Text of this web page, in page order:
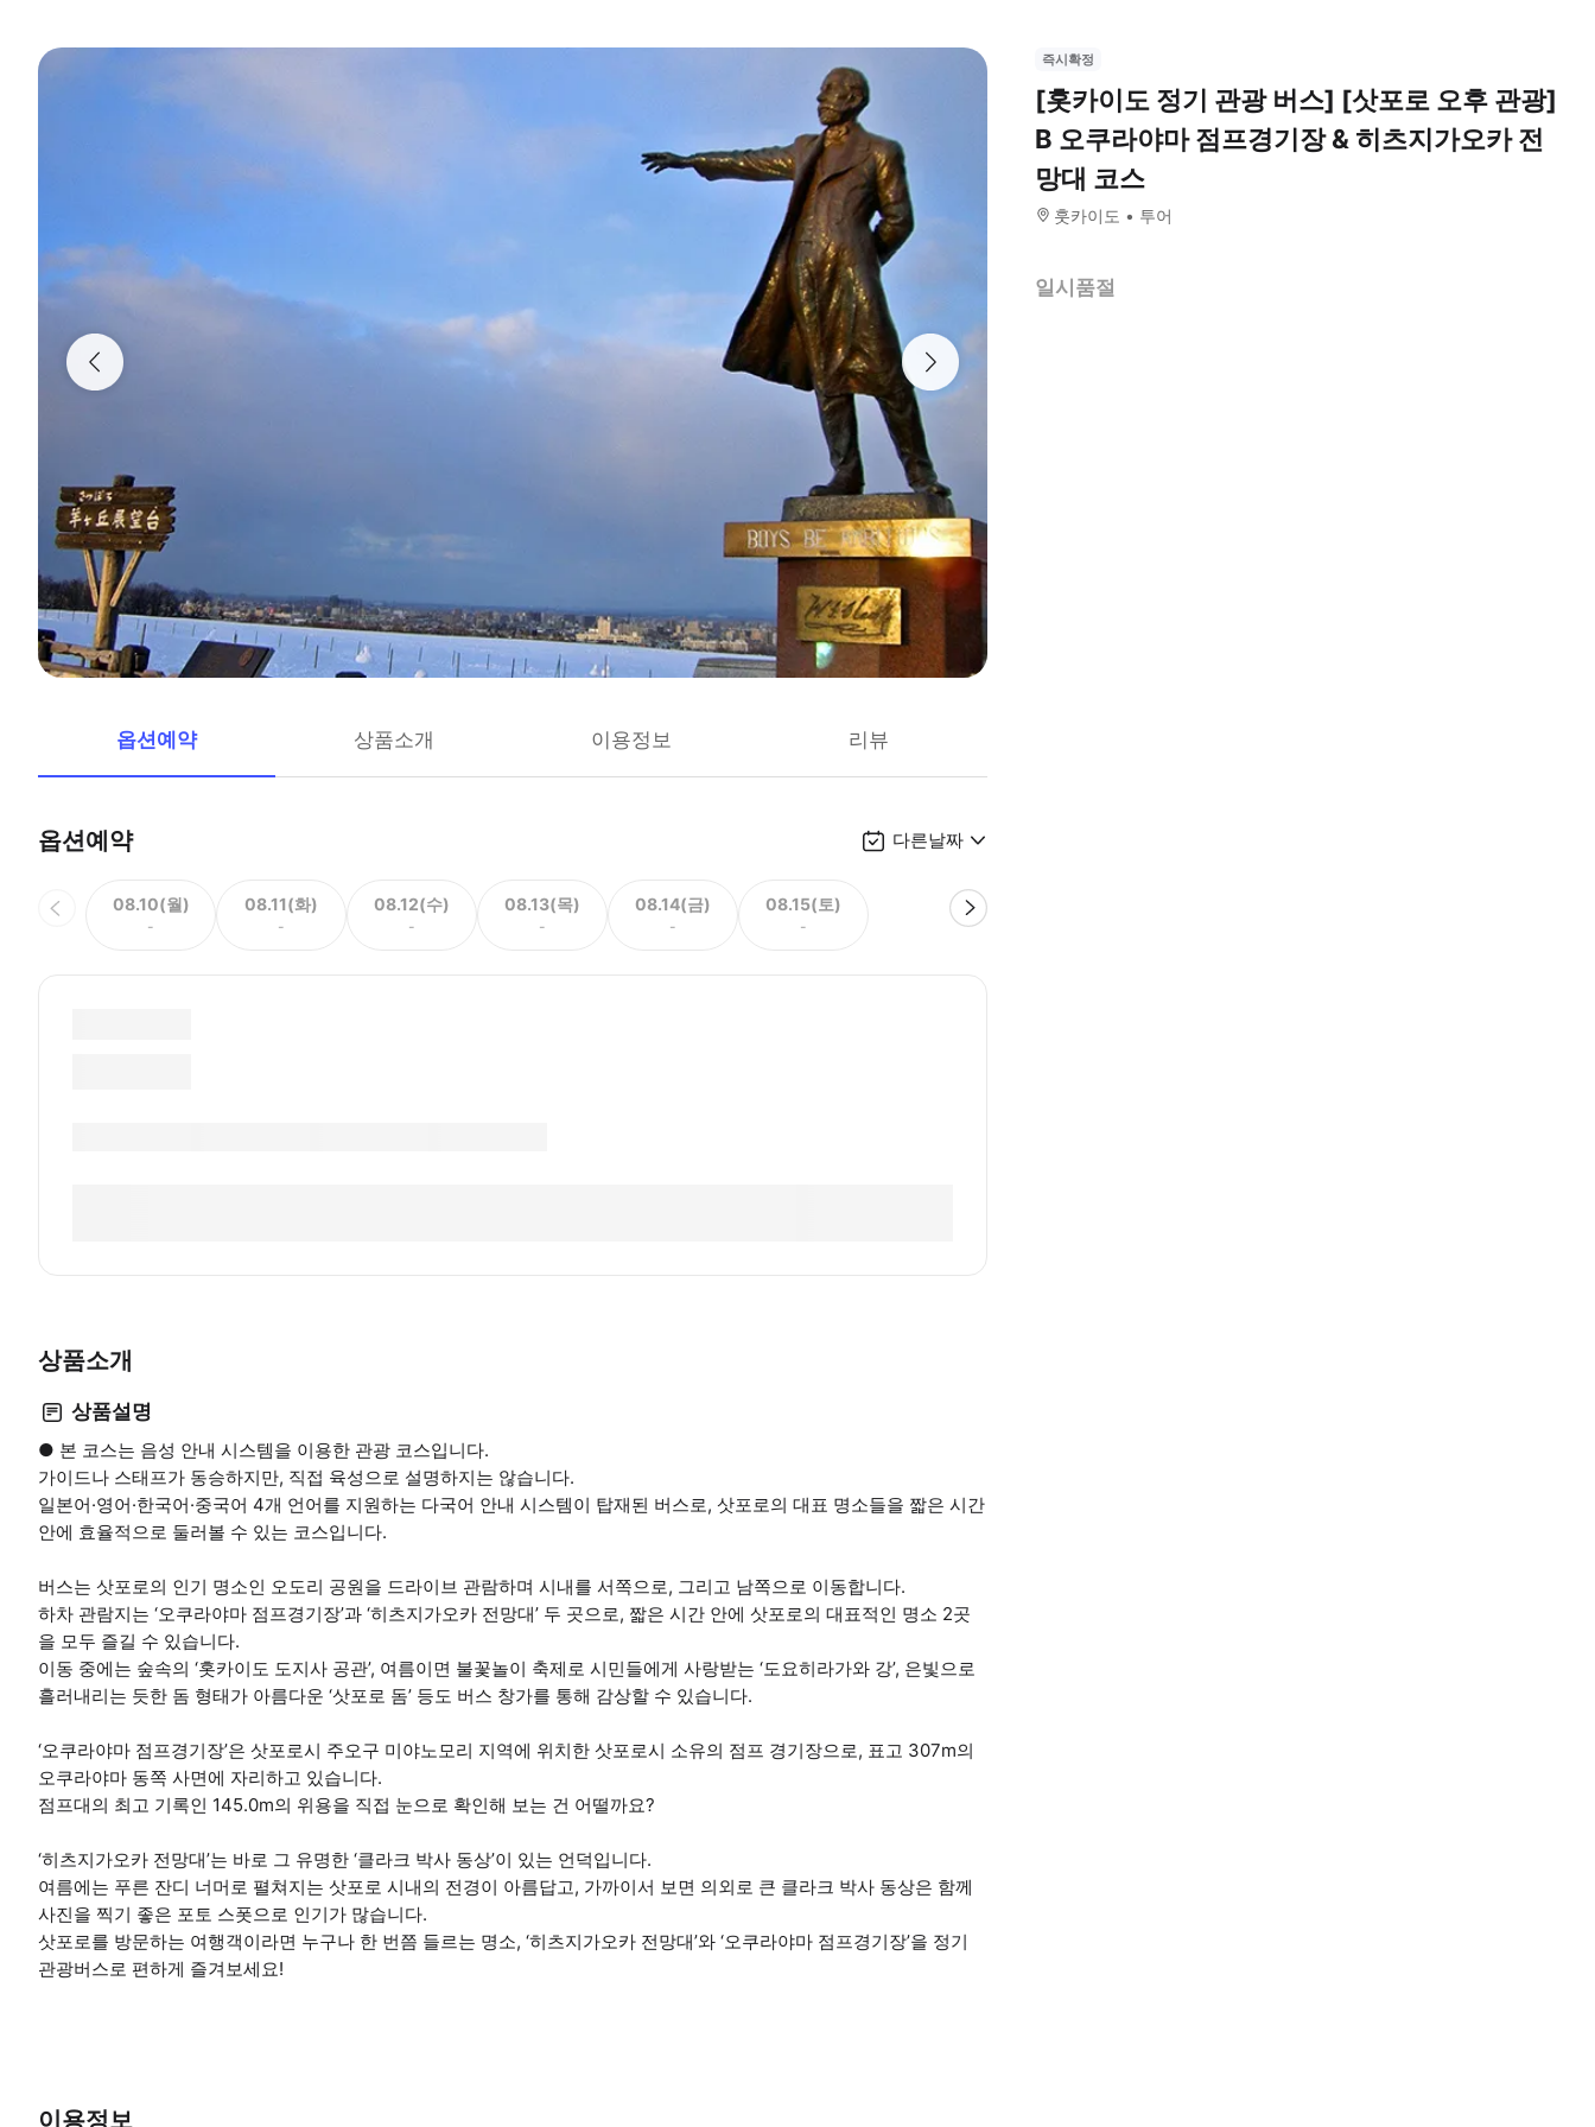
옵션예약 상품소개 이용정보 리뷰
옵션예약 다른날짜
08.10(월)
-
08.11(화)
-
08.12(수)
-
08.13(목)
-
08.14(금)
-
08.15(토)
-
상품소개
상품설명
● 본 코스는 음성 안내 시스템을 이용한 관광 코스입니다.
가이드나 스태프가 동승하지만, 직접 육성으로 설명하지는 않습니다.
일본어·영어·한국어·중국어 4개 언어를 지원하는 다국어 안내 시스템이 탑재된 버스로, 삿포로의 대표 명소들을 짧은 시간
안에 효율적으로 둘러볼 수 있는 코스입니다.
버스는 삿포로의 인기 명소인 오도리 공원을 드라이브 관람하며 시내를 서쪽으로, 그리고 남쪽으로 이동합니다.
하차 관람지는 ‘오쿠라야마 점프경기장’과 ‘히츠지가오카 전망대’ 두 곳으로, 짧은 시간 안에 삿포로의 대표적인 명소 2곳
을 모두 즐길 수 있습니다.
이동 중에는 숲속의 ‘홋카이도 도지사 공관’, 여름이면 불꽃놀이 축제로 시민들에게 사랑받는 ‘도요히라가와 강’, 은빛으로
흘러내리는 듯한 돔 형태가 아름다운 ‘삿포로 돔’ 등도 버스 창가를 통해 감상할 수 있습니다.
‘오쿠라야마 점프경기장’은 삿포로시 주오구 미야노모리 지역에 위치한 삿포로시 소유의 점프 경기장으로, 표고 307m의
오쿠라야마 동쪽 사면에 자리하고 있습니다.
점프대의 최고 기록인 145.0m의 위용을 직접 눈으로 확인해 보는 건 어떨까요?
‘히츠지가오카 전망대’는 바로 그 유명한 ‘클라크 박사 동상’이 있는 언덕입니다.
여름에는 푸른 잔디 너머로 펼쳐지는 삿포로 시내의 전경이 아름답고, 가까이서 보면 의외로 큰 클라크 박사 동상은 함께
사진을 찍기 좋은 포토 스폿으로 인기가 많습니다.
삿포로를 방문하는 여행객이라면 누구나 한 번쯤 들르는 명소, ‘히츠지가오카 전망대’와 ‘오쿠라야마 점프경기장’을 정기
관광버스로 편하게 즐겨보세요!
이용정보
즉시확정
[홋카이도 정기 관광 버스] [삿포로 오후 관광]
B 오쿠라야마 점프경기장 & 히츠지가오카 전
망대 코스
훗카이도 투어
일시품절